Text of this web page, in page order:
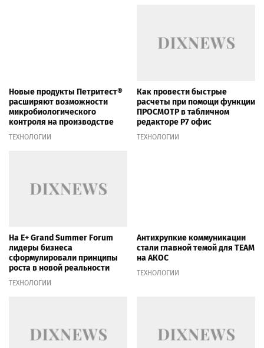
Новые продукты Петритест®
расширяют возможности
микробиологического
контроля на производстве
ТЕХНОЛОГИИ
Как провести быстрые
расчеты при помощи функции
ПРОСМОТР в табличном
редакторе Р7 офис
ТЕХНОЛОГИИ
На E+ Grand Summer Forum
лидеры бизнеса
сформулировали принципы
роста в новой реальности
ТЕХНОЛОГИИ
Антихрупкие коммуникации
стали главной темой для TEAM
на АКОС
ТЕХНОЛОГИИ